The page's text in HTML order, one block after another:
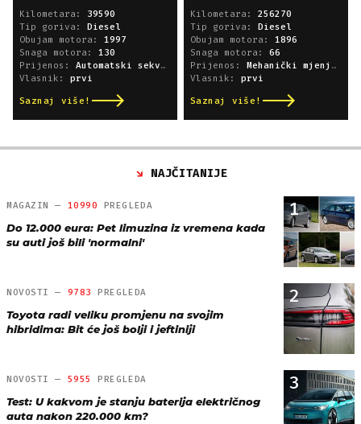
Kilometara: 39590
Tip goriva:
Diesel
Obujam motora: 1997
Snaga motora: 130
Prijenos: Automatski sekvencijski
Vlasnik: prvi
Saznaj više!
Kilometara: 256270
Tip goriva:
Diesel
Obujam motora: 1896
Snaga motora: 66
Prijenos:
Mehanički mjenjač
Vlasnik: prvi
Saznaj više!
NAJČITANIJE
1
MAGAZIN — 10990 PREGLEDA
Do 12.000 eura: Pet limuzina iz vremena kada
su auti još bili 'normalni'
2
NOVOSTI — 9783 PREGLEDA
Toyota radi veliku promjenu na svojim
hibridima: Bit će još bolji i jeftiniji
3
NOVOSTI — 5955 PREGLEDA
Test: U kakvom je stanju baterija električnog
auta nakon 220.000 km?